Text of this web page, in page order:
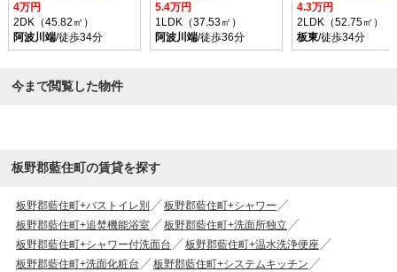
4万円
2DK（45.82㎡）
阿波川端/徒歩34分
5.4万円
1LDK（37.53㎡）
阿波川端/徒歩36分
4.3万円
2LDK（52.75㎡）
板東/徒歩34分
今まで閲覧した物件
板野郡藍住町の賃貸を探す
板野郡藍住町+バストイレ別
板野郡藍住町+シャワー
板野郡藍住町+追焚機能浴室
板野郡藍住町+洗面所独立
板野郡藍住町+シャワー付洗面台
板野郡藍住町+温水洗浄便座
板野郡藍住町+洗面化粧台
板野郡藍住町+システムキッチン